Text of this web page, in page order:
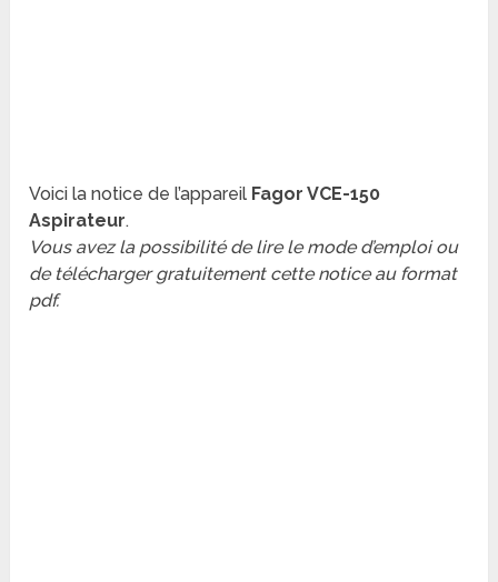
Voici la notice de l’appareil Fagor VCE-150
Aspirateur.
Vous avez la possibilité de lire le mode d’emploi ou
de télécharger gratuitement cette notice au format
pdf.